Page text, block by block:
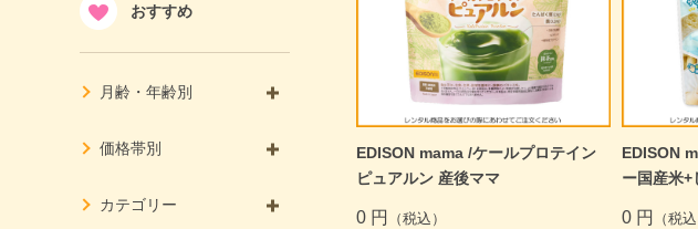
無料サンプル（試供品）
おすすめ
月齢・年齢別
価格帯別
カテゴリー
EDISON mama /ケールプロテイン
ピュアルン 産後ママ
0 円 （税込）
EDISON
ー国産米+
0 円 （税込